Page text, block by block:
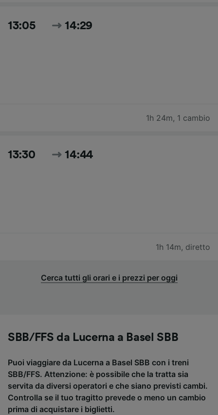
13:05 14:29
1h 24m, 1 cambio
13:30 14:44
1h 14m, diretto
Cerca tutti gli orari e i prezzi per oggi
SBB/FFS da Lucerna a Basel SBB
Puoi viaggiare da Lucerna a Basel SBB con i treni
SBB/FFS. Attenzione: è possibile che la tratta sia
servita da diversi operatori e che siano previsti cambi.
Controlla se il tuo tragitto prevede o meno un cambio
prima di acquistare i biglietti.